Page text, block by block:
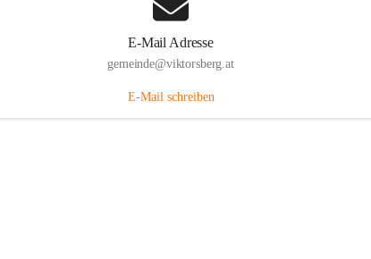
E-Mail Adresse
gemeinde@viktorsberg.at
E-Mail schreiben